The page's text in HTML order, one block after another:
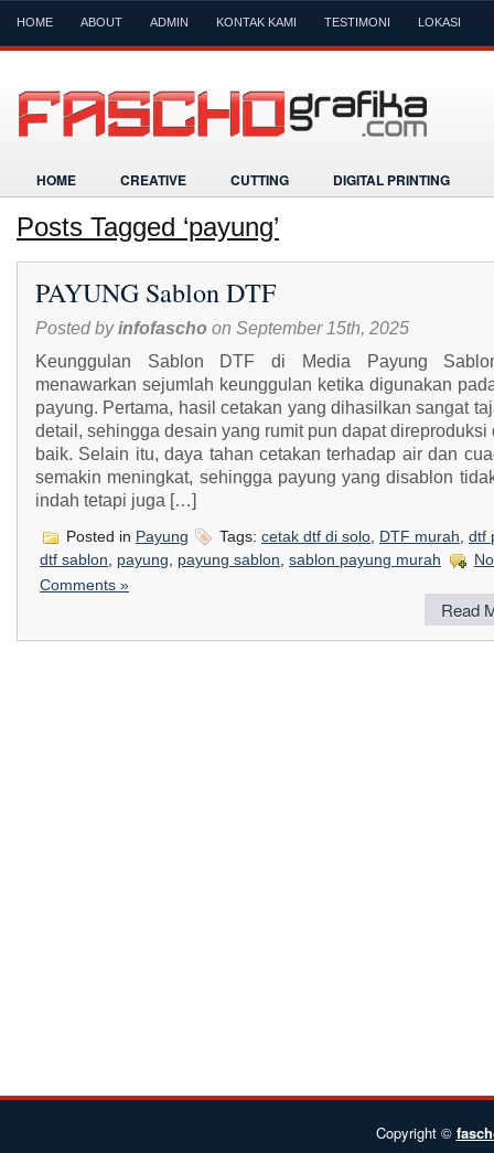
HOME ABOUT ADMIN KONTAK KAMI TESTIMONI LOKASI
HOME CREATIVE CUTTING DIGITAL PRINTING
Posts Tagged ‘payung’
PAYUNG Sablon DTF
Posted byinfofascho on September 15th, 2025
Keunggulan Sablon DTF di Media Payung
menawarkan sejumlah keunggulan ketika digunakan
payung. Pertama, hasil cetakan yang dihasilkan sangat
detail, sehingga desain yang rumit pun dapat direproduksi
baik. Selain itu, daya tahan cetakan terhadap air dan
semakin meningkat, sehingga payung yang disablon
indah tetapi juga […]
Posted in Payung Tags: cetak dtf di solo DTF murah dtf
dtf sablon, payung, payung sablon, sablon payung murah
No
Comments »
Read
Copyright ©